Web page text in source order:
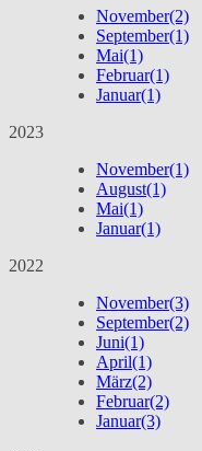
November(2)
September(1)
Mai(1)
Februar(1)
Januar(1)
2023
November(1)
August(1)
Mai(1)
Januar(1)
2022
November(3)
September(2)
Juni(1)
April(1)
März(2)
Februar(2)
Januar(3)